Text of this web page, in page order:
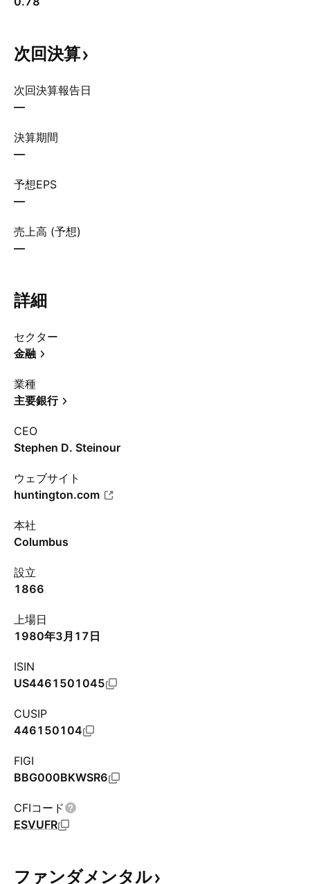
次回決算
次回決算報告日
—
決算期間
—
予想EPS
—
売上高 (予想)
—
詳細
セクター
金融
業種
主要銀行
CEO
Stephen D. Steinour
ウェブサイト
huntington.com
本社
Columbus
設立
1866
上場日
1980年3月17日
ISIN
US4461501045
CUSIP
446150104
FIGI
BBG000BKWSR6
CFIコード
ESVUFR
ファンダメンタル